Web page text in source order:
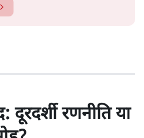
दूरदर्शी रणनीति या